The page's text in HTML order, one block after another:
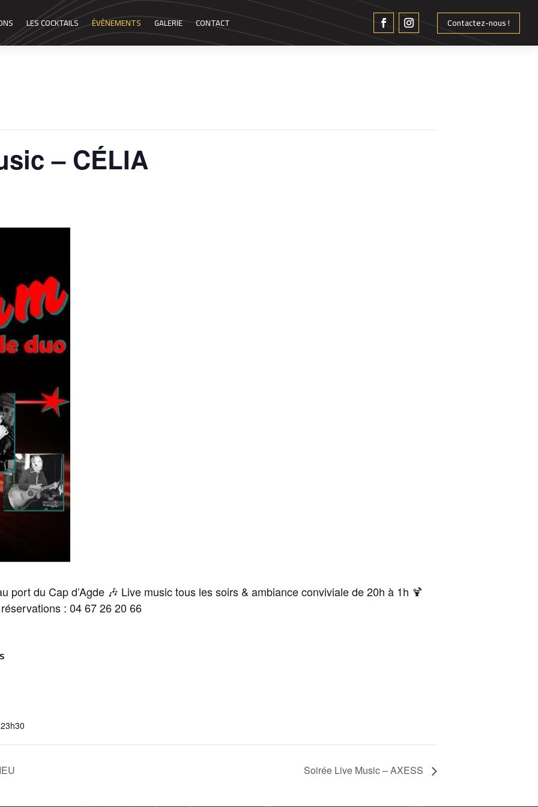
LES COCKTAILS ÉVÈNEMENTS GALERIE CONTACT Contactez-nous !
– CÉLIA
port du Cap d’Agde 🎶 Live music tous les soirs & ambiance conviviale de 20h à 1h 🍹
: 04 67 26 20 66
Soirée Live Music – AXESS